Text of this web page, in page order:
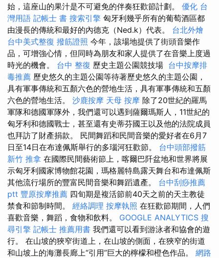
始，這座山的果汁是不可避免的伴奏狂歡節計劃。 優化 台
灣用語 記帳士 書 搜索引擎 匈牙利幾乎所有的葡萄酒區都
由漫長的傳統和最好的內德克（Ned.k）代表。 台北外燴
台中美式整復 撥筋證照 今年，該場地提供了街頭音樂作
品，可增強心情，但同時為朋友和家人提供了在音樂上度過
時光的機會。 台中 整復 歷史主題公園競技場 台中按摩排
毒推薦 歷史悠久的主題公園等待著歷史悠久的主題公園，
具有軍事傳統和五顏六色的營地生活，具有軍事傳統和五顏
六色的營地生活。 沙鹿按摩 天母 按摩 除了20世紀的羅馬
軍隊和德國軍隊外，我們還可以遇到薩爾瑪斯人，11世紀的
匈牙利和德國戰士，甚至還有史蒂芬國王以及他的法院成員
也拜訪了財產捐款。 民間舞蹈和民間音樂的愛好者在6月7
日至14日在布達佩斯舉行的多瑙河狂歡節。 台中頭部撥筋
新竹 推拿 在國際民間藝術節上，喀爾巴阡盆地和世界將展
示匈牙利國家博物館花園，瑪格麗特島露天舞台和布達佩斯
其他流行場所的豐富民間音樂和舞蹈遺產。 台中刮痧推薦
ptt 豐原按摩推薦 四旬期是複活節前40天之前的天主教徒
禁食和節制時間。 經絡調理 按摩執照 在狂歡節期間，人們
喜歡音樂，舞蹈，食物和飲料。 GOOGLE ANALYTICS 搜
尋引擎 記帳士 推薦用書 我們還可以看到游泳者和協會的遊
行。 在山坡的狹窄街道上，在山坡的側面，在狹窄的街道
和山坡上的海灘長廊上“引用”巨大的檸檬和橙色作品。 網路